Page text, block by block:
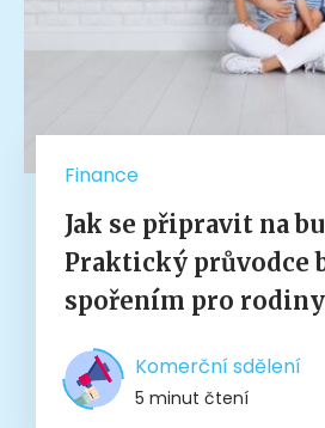
Finance
Jak se připravit na
Praktický průvodce
spořením pro rodiny
Komerční sdělení
5 minut čtení